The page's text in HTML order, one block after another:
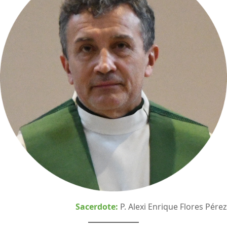
Sacerdote: P. Alexi Enrique Flores Pérez